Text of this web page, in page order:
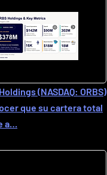
(NASDAQ: ORBS)
que su cartera total
a…